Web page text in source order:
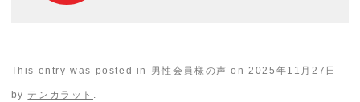
This entry was posted in 男性会員様の声 on2025年11月27日
by テンカラット .